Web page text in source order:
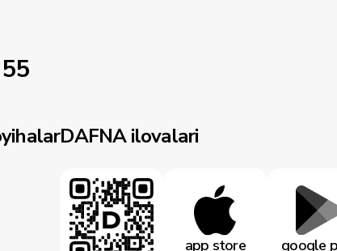
DAFNA ilovalari
app store google